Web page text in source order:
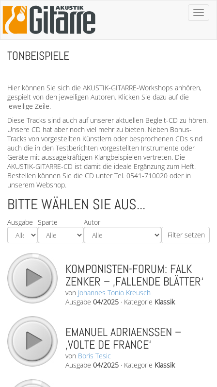
Toggle
TONBEISPIELE
Hier können Sie sich die AKUSTIK-GITARRE-Workshops anhören,
gespielt von den jeweiligen Autoren. Klicken Sie dazu auf die
jeweilige Zeile.
Diese Tracks sind auch auf unserer aktuellen Begleit-CD zu hören.
Unsere CD hat aber noch viel mehr zu bieten. Neben Bonus-
Tracks von vorgestellten Künstlern oder besprochenen CDs sind
auch die in den Testberichten vorgestellten Instrumente oder
Geräte mit aussagekräftigen Klangbeispielen vertreten. Die
AKUSTIK-GITARRE-CD ist damit die ideale Ergänzung zum Heft.
Bestellen können Sie die CD unter Tel. 0541-710020 oder in
unserem Webshop.
BITTE WÄHLEN SIE AUS...
Ausgabe Sparte Autor
KOMPONISTEN-FORUM: FALK
ZENKER – ‚FALLENDE BLÄTTER‘
von Johannes Tonio Kreusch
Ausgabe 04/2025 · Kategorie Klassik
EMANUEL ADRIAENSSEN –
‚VOLTE DE FRANCE‘
von Boris Tesic
Ausgabe 04/2025 · Kategorie Klassik